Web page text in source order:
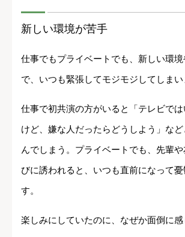
新しい環境が苦手
仕事でもプライベートでも、新しい環
で、いつも緊張してモジモジしてしまい
仕事で初共演の方がいると「テレビで
けど、嫌な人だったらどうしよう」な
んでしまう。プライベートでも、先輩
びに誘われると、いつも直前になって
す。
楽しみにしていたのに、なぜか面倒に感